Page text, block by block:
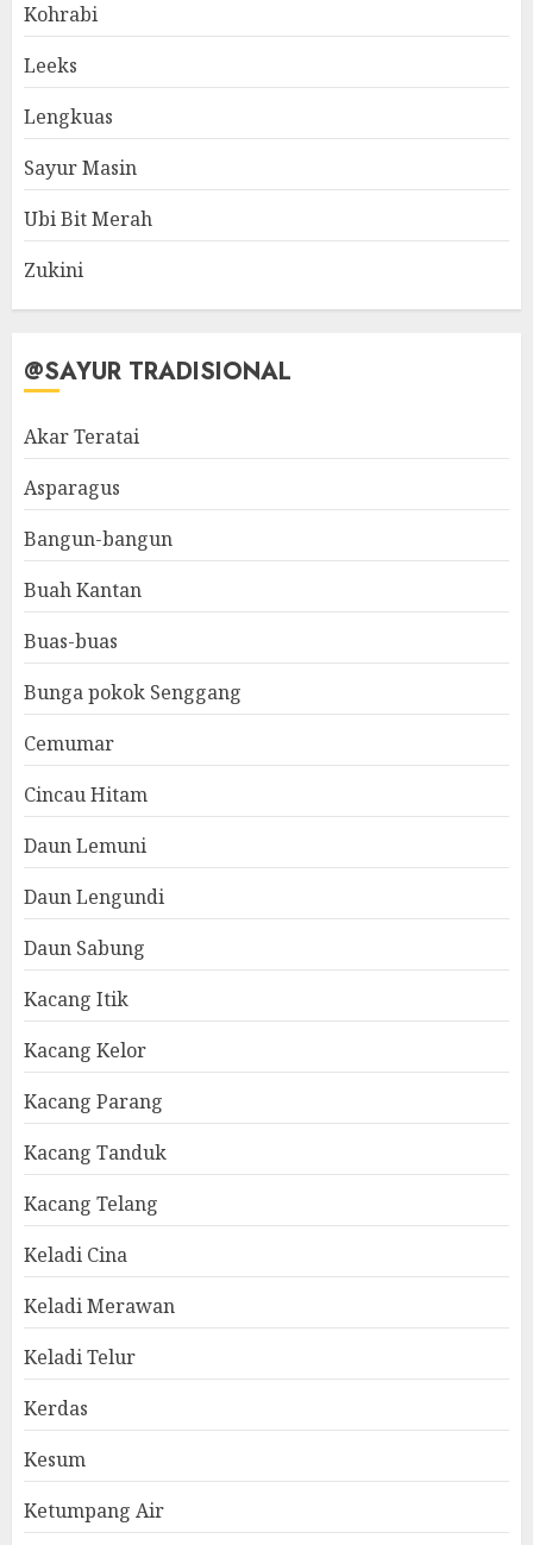
Kohrabi
Leeks
Lengkuas
Sayur Masin
Ubi Bit Merah
Zukini
@SAYUR TRADISIONAL
Akar Teratai
Asparagus
Bangun-bangun
Buah Kantan
Buas-buas
Bunga pokok Senggang
Cemumar
Cincau Hitam
Daun Lemuni
Daun Lengundi
Daun Sabung
Kacang Itik
Kacang Kelor
Kacang Parang
Kacang Tanduk
Kacang Telang
Keladi Cina
Keladi Merawan
Keladi Telur
Kerdas
Kesum
Ketumpang Air